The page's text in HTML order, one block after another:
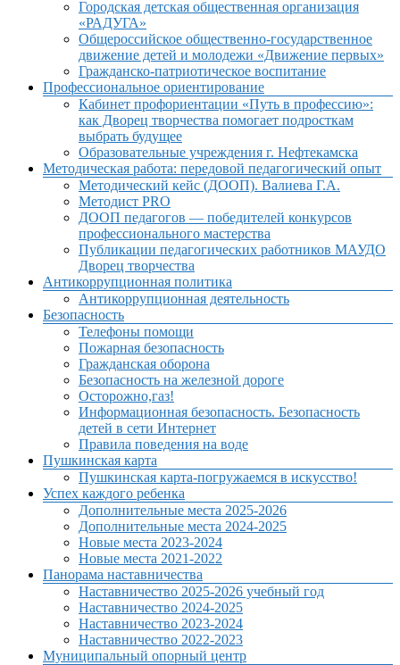
Городская детская общественная организация
«РАДУГА»
Общероссийское общественно-государственное
движение детей и молодежи «Движение первых»
Гражданско-патриотическое воспитание
Профессиональное ориентирование
Кабинет профориентации «Путь в профессию»:
как Дворец творчества помогает подросткам
выбрать будущее
Образовательные учреждения г. Нефтекамска
Методическая работа: передовой педагогический опыт
Методический кейс (ДООП). Валиева Г.А.
Методист PRO
ДООП педагогов — победителей конкурсов
профессионального мастерства
Публикации педагогических работников МАУДО
Дворец творчества
Антикоррупционная политика
Антикоррупционная деятельность
Безопасность
Телефоны помощи
Пожарная безопасность
Гражданская оборона
Безопасность на железной дороге
Осторожно,газ!
Информационная безопасность. Безопасность
детей в сети Интернет
Правила поведения на воде
Пушкинская карта
Пушкинская карта-погружаемся в искусство!
Успех каждого ребенка
Дополнительные места 2025-2026
Дополнительные места 2024-2025
Новые места 2023-2024
Новые места 2021-2022
Панорама наставничества
Наставничество 2025-2026 учебный год
Наставничество 2024-2025
Наставничество 2023-2024
Наставничество 2022-2023
Муниципальный опорный центр